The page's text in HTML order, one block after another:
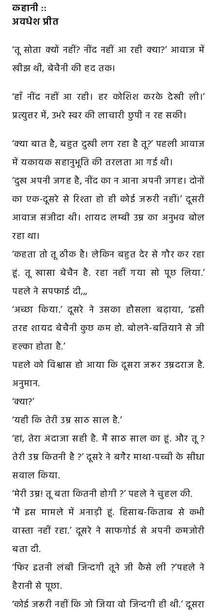
कहानी ::
अवधेश प्रीत
‘तू सोता क्यों नहीं? नींद नहीं आ रही क्या?’ आवाज में
खीझ थी, बेचैनी की हद तक।
‘हाँ नींद नहीं आ रही। हर कोशिश करके देखी ली।’
प्रत्युत्तर में, उभरे स्वर की लाचारी छुपी न रह सकी।
‘क्या बात है, बहुत दुखी लग रहा है तू?’ पहली आवाज
में यकायक सहानुभूति की तरलता आ गई थी।
‘दुख अपनी जगह है, नींद का न आना अपनी जगह। दोनों
का एक-दूसरे से रिश्ता हो ही कोई जरूरी नहीं।’ दूसरी
आवाज संजीदा थी। शायद लम्बी उम्र का अनुभव बोल
रहा था।
‘कहता तो तू ठीक है। लेकिन बहुत देर से गौर कर रहा
हूं. तू खासा बेचैन है. रहा नहीं गया सो पूछ लिया.’
पहले ने सपफाई दी,,,
‘अच्छा किया.’ दूसरे ने उसका हौसला बढ़ाया, ‘इसी
तरह शायद बेचैनी कुछ कम हो. बोलने-बतियाने से जी
हल्का होता है.’
पहले को विश्वास हो आया कि दूसरा जरूर उम्रदराज है.
अनुमान.
‘क्या?’
‘यही कि तेरी उम्र साठ साल है.’
‘हां, तेरा अंदाजा सही है. मैं साठ साल का हूं. और तू ?
तेरी उम्र कितनी है ?’ दूसरे ने बगैर माथा-पच्ची के सीधा
सवाल किया.
‘मेरी उम्र! तू बता कितनी होगी ?’ पहले ने चुहल की.
‘मैं इस मामले में अनाड़ी हूं. हिसाब-किताब से कभी
वास्ता नहीं रहा.’ दूसरे ने साफगोई से अपनी कमजोरी
बता दी.
‘फिर इतनी लंबी जिन्दगी तूने जी कैसे ली ?’पहले ने
हैरानी से पूछा.
‘कोई जरूरी नहीं कि जो जिया वो जिन्दगी ही थी.’ दूसरा